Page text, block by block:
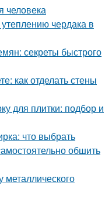
человека
чердака в
секреты быстрого
как отделать стены
для плитки: подбор и
что выбрать
обшить